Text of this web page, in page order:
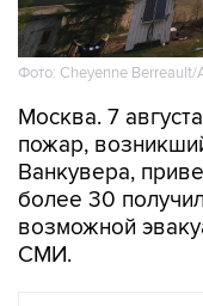
Фото: Cheyenne
Москва. 7
пожар,
Ванкувера,
более 30
возможной
СМИ.